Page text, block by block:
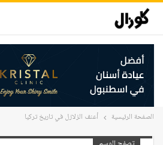
الصفحة الرئيسية أعنف الزلازل في تاريخ تركيا